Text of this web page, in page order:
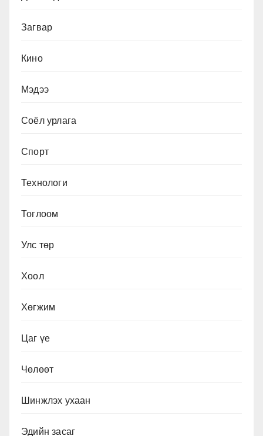
Загвар
Кино
Мэдээ
Соёл урлага
Спорт
Технологи
Тоглоом
Улс төр
Хоол
Хөгжим
Цаг үе
Чөлөөт
Шинжлэх ухаан
Эдийн засаг